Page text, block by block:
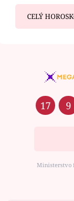
CELÝ
17 9
Ministerstvo